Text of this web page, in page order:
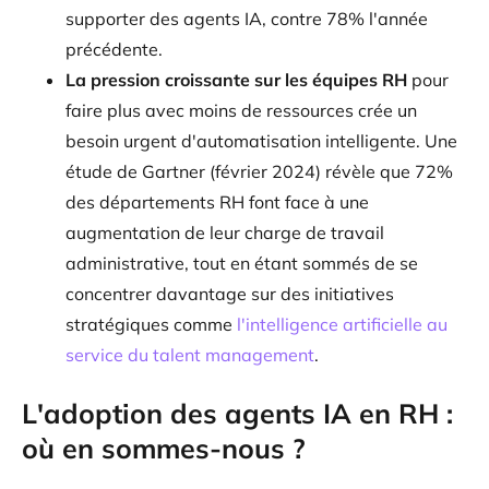
supporter des agents IA, contre 78% l'année
précédente.
La pression croissante sur les équipes RH pour
faire plus avec moins de ressources crée un
besoin urgent d'automatisation intelligente. Une
étude de Gartner (février 2024) révèle que 72%
des départements RH font face à une
augmentation de leur charge de travail
administrative, tout en étant sommés de se
concentrer davantage sur des initiatives
stratégiques comme l'intelligence artificielle au
service du talent management.
L'adoption des agents IA en RH :
où en sommes-nous ?